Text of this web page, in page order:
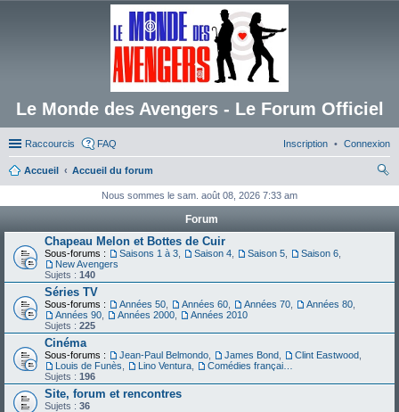
Le Monde des Avengers - Le Forum Officiel
Raccourcis FAQ Connexion
Inscription
Accueil
Accueil du forum
ch
Nous sommes le sam. août 08, 2026 7:33 am
Forum
Chapeau Melon et Bottes de Cuir
Sous-forums : Saisons 1 à 3 Saison 4 Saison 5 Saison 6
New Avengers
Sujets : 140
Séries TV
Sous-forums : Années 50 Années 60 Années 70 Années 80
Années 90
Années 2000
Années 2010
Sujets : 225
Cinéma
Sous-forums : Jean-Paul Belmondo James Bond Clint Eastwood
Louis de Funès
Lino Ventura
Sujets : 196
Site, forum et rencontres
Sujets : 36